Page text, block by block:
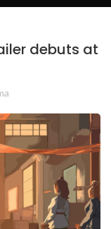
debuts at